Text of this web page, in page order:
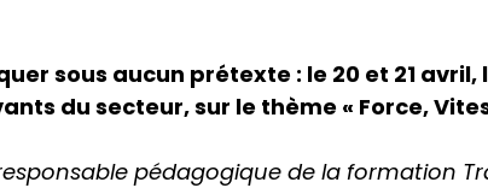
sous aucun prétexte : le 20 et 21
du secteur, sur le thème « Force,
pédagogique de la formation